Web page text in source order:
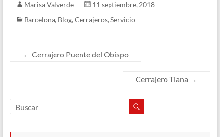
Marisa Valverde
11 septiembre, 2018
Barcelona, Blog,Cerrajeros,Servicio
← Cerrajero Puente del Obispo
Cerrajero Tiana →